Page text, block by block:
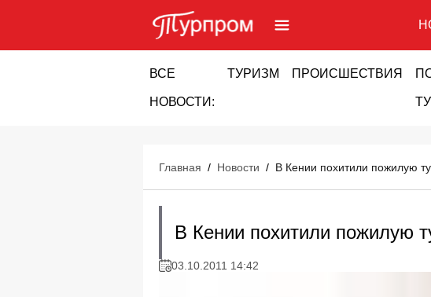
ВСЕ
НОВОСТИ:
ТУРИЗМ ПРОИСШЕСТВИЯ
Главная / Новости / В Кении похитили пожилую
В Кении похитили пожилую
03.10.2011 14:42